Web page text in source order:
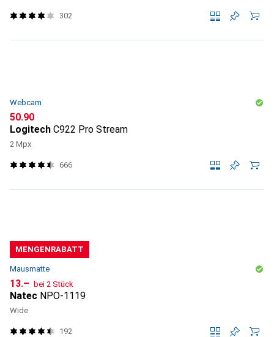
302
Webcam
CHF
50.90
Logitech C922 Pro Stream
2 Mpx
666
MENGENRABATT
Mausmatte
CHF
13.– bei 2 Stück
Natec NPO-1119
Wide
192